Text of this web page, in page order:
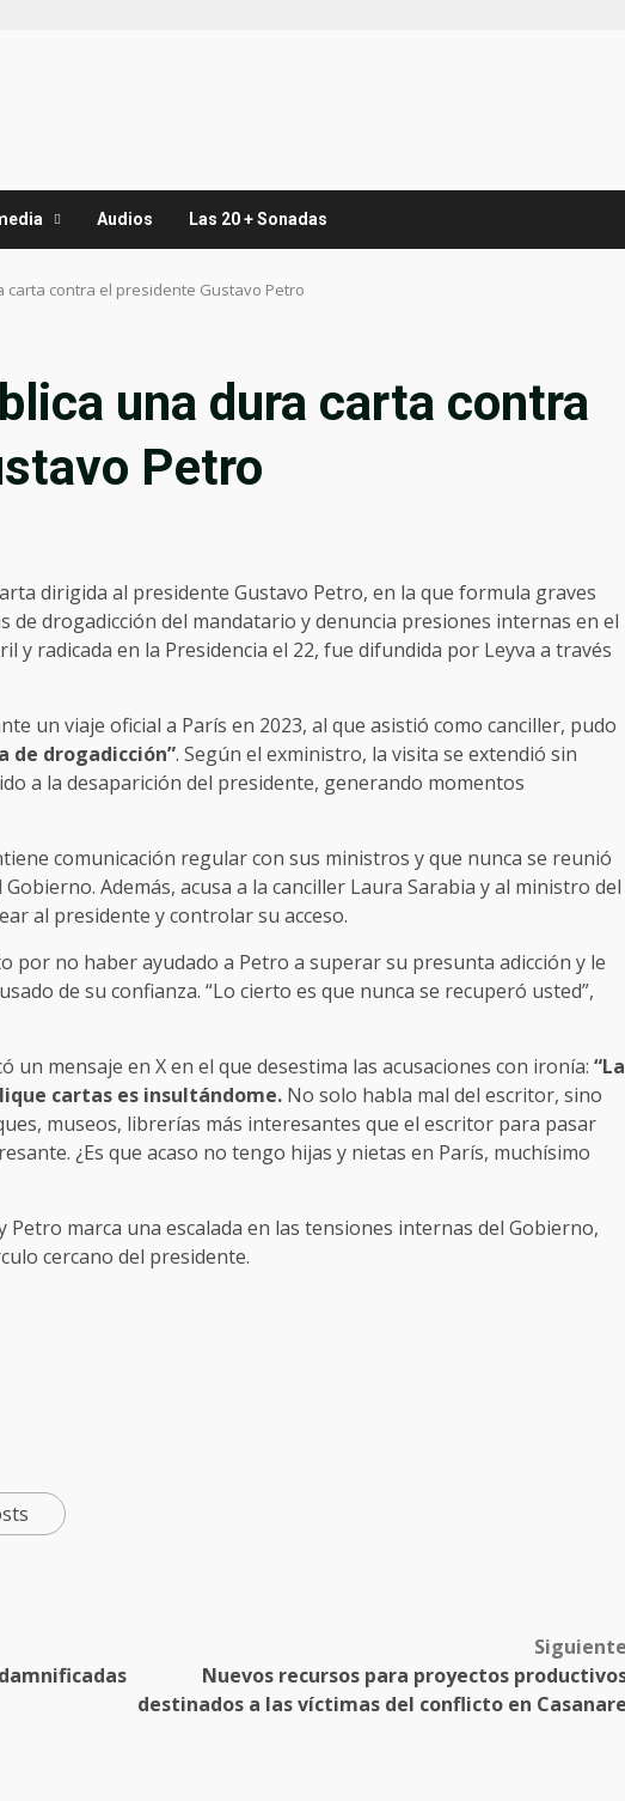
Audios Las 20 + Sonadas
carta contra el presidente Gustavo Petro
una dura carta contra
Petro
dirigida al presidente Gustavo Petro, en la que formula graves
de drogadicción del mandatario y denuncia presiones internas en el
y radicada en la Presidencia el 22, fue difundida por Leyva a través
un viaje oficial a París en 2023, al que asistió como canciller, pudo
de drogadicción”. Según el exministro, la visita se extendió sin
a la desaparición del presidente, generando momentos
comunicación regular con sus ministros y que nunca se reunió
Además, acusa a la canciller Laura Sarabia y al ministro del
al presidente y controlar su acceso.
por no haber ayudado a Petro a superar su presunta adicción y le
de su confianza. “Lo cierto es que nunca se recuperó usted”,
mensaje en X en el que desestima las acusaciones con ironía: “La
cartas es insultándome. No solo habla mal del escritor, sino
museos, librerías más interesantes que el escritor para pasar
¿Es que acaso no tengo hijas y nietas en París, muchísimo
marca una escalada en las tensiones internas del Gobierno,
cercano del presidente.
Siguiente
Nuevos recursos para proyectos
destinados a las víctimas del conflicto en Casanare